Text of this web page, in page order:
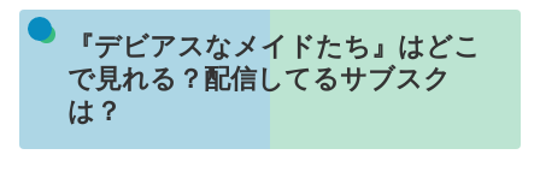
『デビアスなメイドたち』はどこ
で見れる？配信してるサブスク
は？